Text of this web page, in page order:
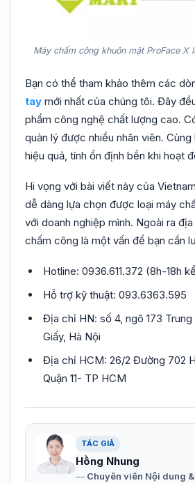
Máy chấm công khuôn mặt ProFace X
Bạn có thể tham khảo thêm các
tay mới nhất của chúng tôi. Đây
phẩm công nghệ chất lượng cao.
quản lý được nhiều nhân viên.
hiệu quả, tính ổn định bền khi hoạt
Hi vọng với bài viết này của
dễ dàng lựa chọn được loại máy
với doanh nghiệp mình. Ngoài ra
chấm công là một vấn để bạn cần
Hotline: 0936.611.372 (8h-18h
Hỗ trợ kỹ thuật: 093.6363.595
Địa chỉ HN: số 4, ngõ 173 Trung
Giấy, Hà Nội
Địa chỉ HCM: 26/2 Đường 702
Quận 11- TP HCM
TÁC GIẢ
Hồng Nhung
Chuyên viên Nội dung